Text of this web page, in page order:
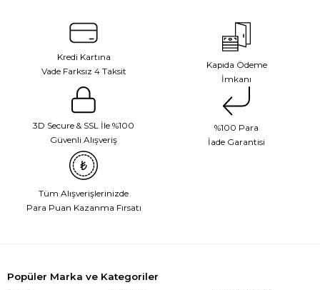
Kredi Kartına
Vade Farksız 4 Taksit
Kapıda Ödeme
İmkanı
3D Secure & SSL İle %100
Güvenli Alışveriş
%100 Para
İade Garantisi
Tüm Alışverişlerinizde
Para Puan Kazanma Fırsatı
Popüler Marka ve Kategoriler